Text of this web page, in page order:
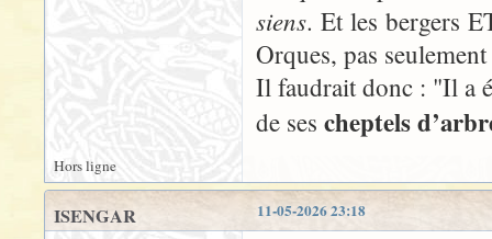
siens. Et les bergers
Orques, pas
Il faudrait donc : "Il a
de ses cheptels
Hors ligne
11-05-2026 23:18
ISENGAR